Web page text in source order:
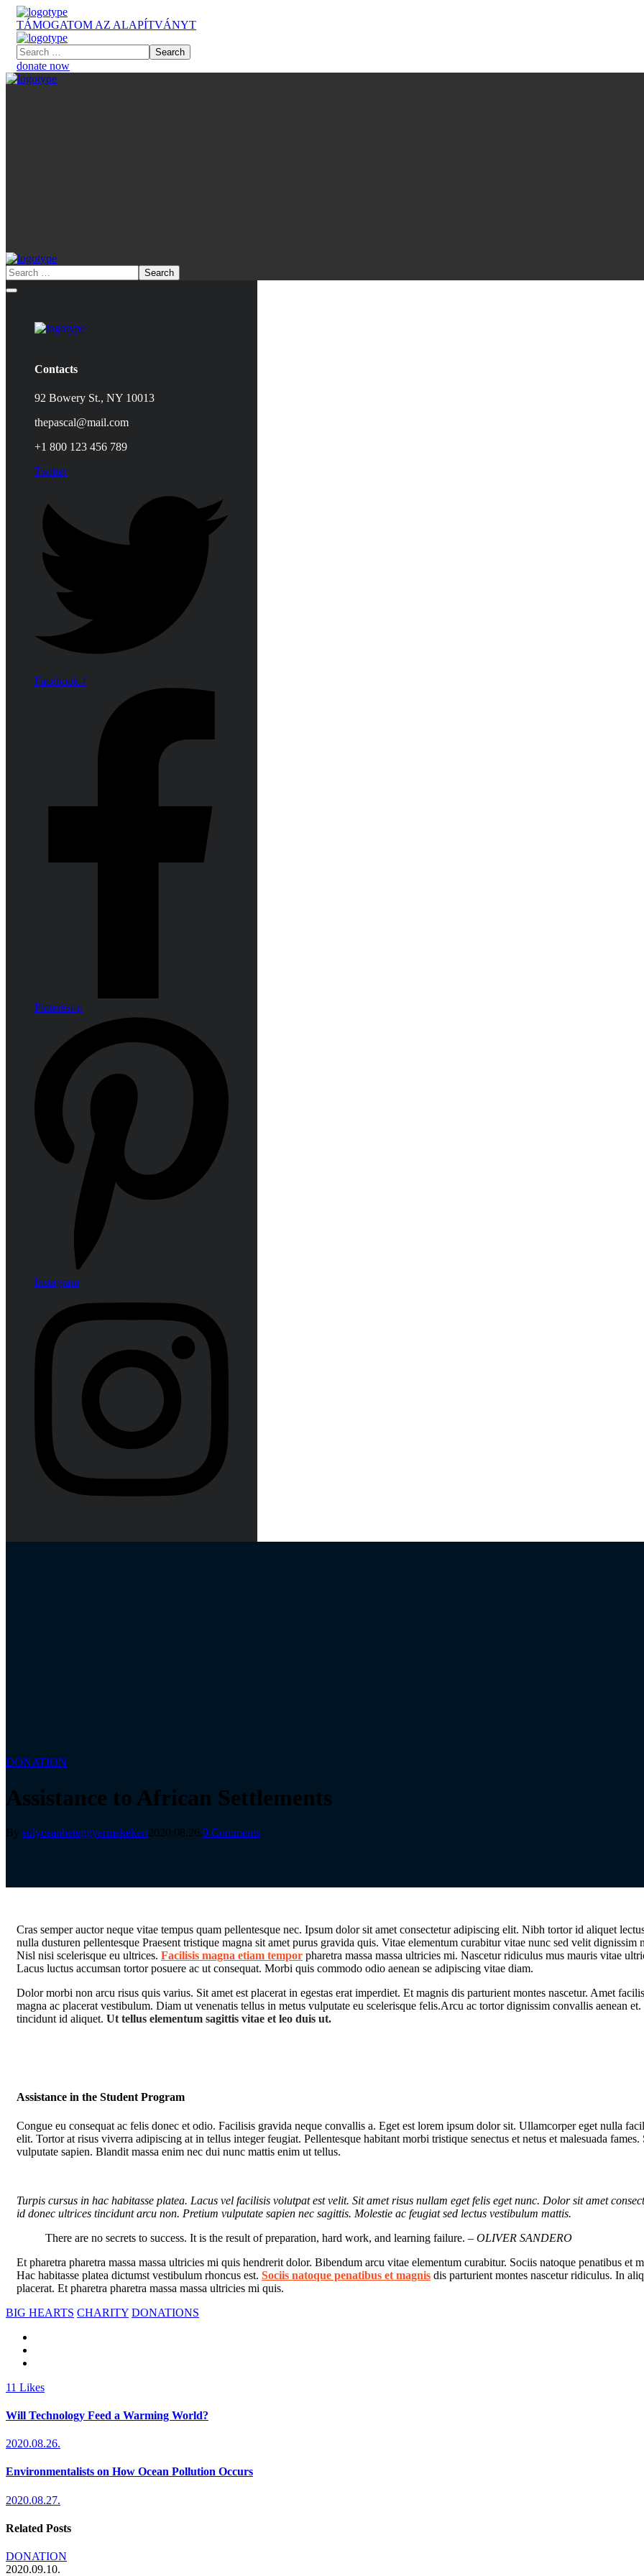
TÁMOGATOM AZ ALAPÍTVÁNYT
donate now
Contacts
92 Bowery St., NY 10013
thepascal@mail.com
+1 800 123 456 789
Twitter
Facebook-f
Pinterest-p
Instagram
DONATION
Assistance to African Settlements
By sulyosanbeteggyermekekert2020.08.26.0 Comments
Cras semper auctor neque vitae tempus quam pellentesque nec. Ipsum dolor sit amet consectetur adipiscing elit. Nibh tortor id aliquet
nulla dusturen pellentesque Praesent tristique magna sit amet purus gravida quis. Vitae elementum curabitur vitae nunc sed velit
Nisl nisi scelerisque eu ultrices. Facilisis magna etiam tempor pharetra massa massa ultricies mi. Nascetur ridiculus mus mauris vitae
Lacus luctus accumsan tortor posuere ac ut consequat. Morbi quis commodo odio aenean se adipiscing vitae diam.
Dolor morbi non arcu risus quis varius. Sit amet est placerat in egestas erat imperdiet. Et magnis dis parturient montes nascetur. Amet
magna ac placerat vestibulum. Diam ut venenatis tellus in metus vulputate eu scelerisque felis.Arcu ac tortor dignissim convallis aenean
tincidunt id aliquet. Ut tellus elementum sagittis vitae et leo duis ut.
Assistance in the Student Program
Congue eu consequat ac felis donec et odio. Facilisis gravida neque convallis a. Eget est lorem ipsum dolor sit. Ullamcorper eget nulla
elit. Tortor at risus viverra adipiscing at in tellus integer feugiat. Pellentesque habitant morbi tristique senectus et netus et malesuada
vulputate sapien. Blandit massa enim nec dui nunc mattis enim ut tellus.
Turpis cursus in hac habitasse platea. Lacus vel facilisis volutpat est velit. Sit amet risus nullam eget felis eget nunc. Dolor sit amet
id donec ultrices tincidunt arcu non. Pretium vulputate sapien nec sagittis. Molestie ac feugiat sed lectus vestibulum mattis.
There are no secrets to success. It is the result of preparation, hard work, and learning failure. – OLIVER SANDERO
Et pharetra pharetra massa massa ultricies mi quis hendrerit dolor. Bibendum arcu vitae elementum curabitur. Sociis natoque penatibus
Hac habitasse platea dictumst vestibulum rhoncus est. Sociis natoque penatibus et magnis dis parturient montes nascetur ridiculus. In
placerat. Et pharetra pharetra massa massa ultricies mi quis.
BIG HEARTS CHARITY DONATIONS
11 Likes
Will Technology Feed a Warming World?
2020.08.26.
Environmentalists on How Ocean Pollution Occurs
2020.08.27.
Related Posts
DONATION
2020.09.10.